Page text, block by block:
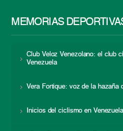
MEMORIAS
Club Veloz Venezolano: el club
Venezuela
Vera Fortique: voz de la hazaña
Inicios del ciclismo en Venezuela